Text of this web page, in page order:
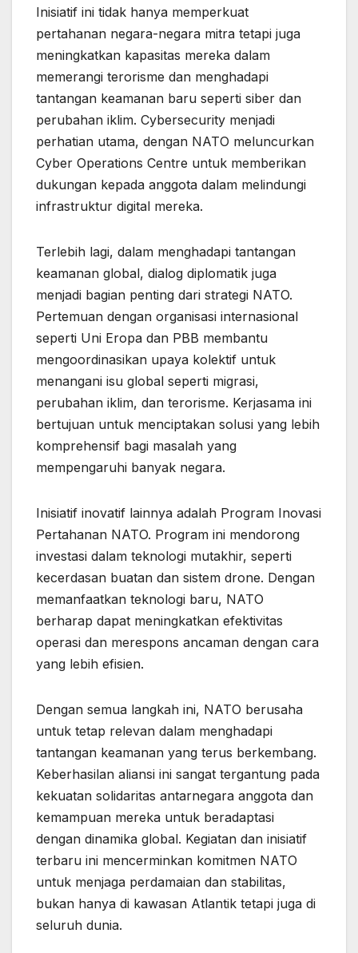
Inisiatif ini tidak hanya memperkuat
pertahanan negara-negara mitra tetapi juga
meningkatkan kapasitas mereka dalam
memerangi terorisme dan menghadapi
tantangan keamanan baru seperti siber dan
perubahan iklim. Cybersecurity menjadi
perhatian utama, dengan NATO meluncurkan
Cyber Operations Centre untuk memberikan
dukungan kepada anggota dalam melindungi
infrastruktur digital mereka.
Terlebih lagi, dalam menghadapi tantangan
keamanan global, dialog diplomatik juga
menjadi bagian penting dari strategi NATO.
Pertemuan dengan organisasi internasional
seperti Uni Eropa dan PBB membantu
mengoordinasikan upaya kolektif untuk
menangani isu global seperti migrasi,
perubahan iklim, dan terorisme. Kerjasama ini
bertujuan untuk menciptakan solusi yang lebih
komprehensif bagi masalah yang
mempengaruhi banyak negara.
Inisiatif inovatif lainnya adalah Program Inovasi
Pertahanan NATO. Program ini mendorong
investasi dalam teknologi mutakhir, seperti
kecerdasan buatan dan sistem drone. Dengan
memanfaatkan teknologi baru, NATO
berharap dapat meningkatkan efektivitas
operasi dan merespons ancaman dengan cara
yang lebih efisien.
Dengan semua langkah ini, NATO berusaha
untuk tetap relevan dalam menghadapi
tantangan keamanan yang terus berkembang.
Keberhasilan aliansi ini sangat tergantung pada
kekuatan solidaritas antarnegara anggota dan
kemampuan mereka untuk beradaptasi
dengan dinamika global. Kegiatan dan inisiatif
terbaru ini mencerminkan komitmen NATO
untuk menjaga perdamaian dan stabilitas,
bukan hanya di kawasan Atlantik tetapi juga di
seluruh dunia.